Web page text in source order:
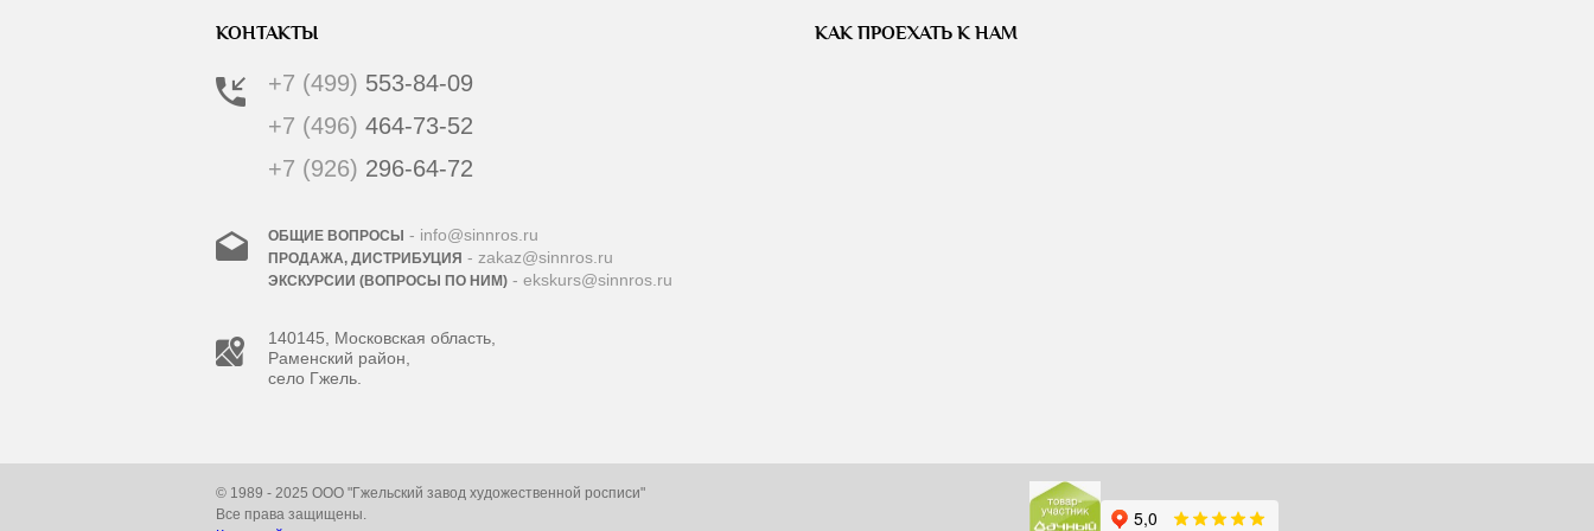
КОНТАКТЫ
+7 (499) 553-84-09
+7 (496)464-73-52
+7 (926) 296-64-72
ОБЩИЕ ВОПРОСЫ - info@sinnros.ru
ПРОДАЖА, ДИСТРИБУЦИЯ - zakaz@sinnros.ru
ЭКСКУРСИИ (ВОПРОСЫ ПО НИМ) - ekskurs@sinnros.ru
140145, Московская область,
Раменский район,
село Гжель.
КАК ПРОЕХАТЬ К НАМ
© 1989 - 2025 ООО "Гжельский завод художественной росписи"
Все права защищены.